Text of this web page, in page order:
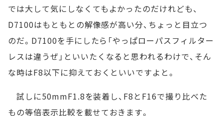
では大して気にしなくてもよかったのだけれども、
D7100はもともとの解像感が高い分、ちょっと目立つ
のだ。D7100を手にしたら「やっぱローパスフィルター
レスは違うぜ」といいたくなると思われるわけで、そん
な時はF8以下に抑えておくといいですよと。
試しに50mmF1.8を装着し、F8とF16で撮り比べた
もの等倍表示比較を載せておきます。